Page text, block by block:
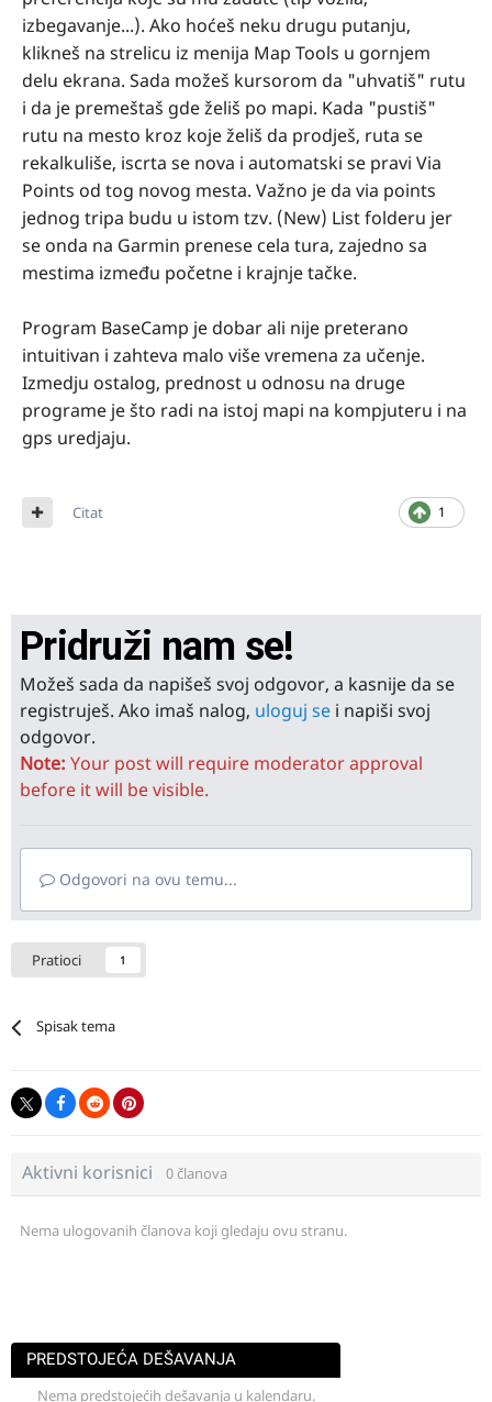
izbegavanje...). Ako hoćeš neku drugu putanju,
klikneš na strelicu iz menija Map Tools u gornjem
delu ekrana. Sada možeš kursorom da "uhvatiš" rutu
i da je premeštaš gde želiš po mapi. Kada "pustiš"
rutu na mesto kroz koje želiš da prodješ, ruta se
rekalkuliše, iscrta se nova i automatski se pravi Via
Points od tog novog mesta. Važno je da via points
jednog tripa budu u istom tzv. (New) List folderu jer
se onda na Garmin prenese cela tura, zajedno sa
mestima između početne i krajnje tačke.
Program BaseCamp je dobar ali nije preterano
intuitivan i zahteva malo više vremena za učenje.
Izmedju ostalog, prednost u odnosu na druge
programe je što radi na istoj mapi na kompjuteru i na
gps uredjaju.
1
Citat
Pridruži nam se!
Možeš sada da napišeš svoj odgovor, a kasnije da se
registruješ. Ako imaš nalog, uloguj se i napiši svoj
odgovor.
Note: Your post will require moderator approval
before it will be visible.
Odgovori na ovu temu...
Pratioci 1
Spisak tema
Aktivni korisnici 0 članova
Nema ulogovanih članova koji gledaju ovu stranu.
PREDSTOJEĆA DEŠAVANJA
Nema predstojećih dešavanja u kalendaru.